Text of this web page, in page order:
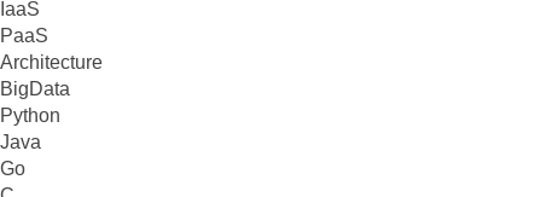
IaaS
PaaS
Architecture
BigData
Python
Java
Go